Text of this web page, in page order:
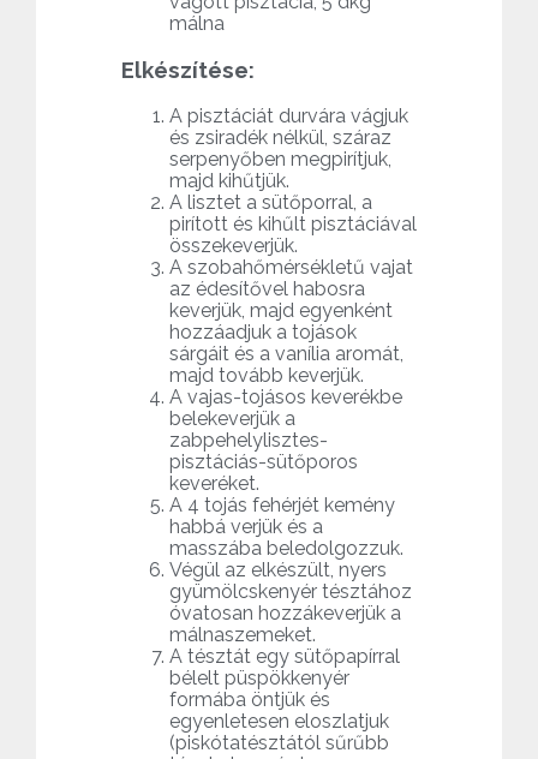
málna
Elkészítése:
A pisztáciát durvára vágjuk
és zsiradék nélkül, száraz
serpenyőben megpirítjuk,
majd kihűtjük.
A lisztet a sütőporral, a
pirított és kihűlt pisztáciával
összekeverjük.
A szobahőmérsékletű vajat
az édesítővel habosra
keverjük, majd egyenként
hozzáadjuk a tojások
sárgáit és a vanília aromát,
majd tovább keverjük.
A vajas-tojásos keverékbe
belekeverjük a
zabpehelylisztes-
pisztáciás-sütőporos
keveréket.
A 4 tojás fehérjét kemény
habbá verjük és a
masszába beledolgozzuk.
Végül az elkészült, nyers
gyümölcskenyér tésztához
óvatosan hozzákeverjük a
málnaszemeket.
A tésztát egy sütőpapírral
bélelt püspökkenyér
formába öntjük és
egyenletesen eloszlatjuk
(piskótatésztától sűrűbb